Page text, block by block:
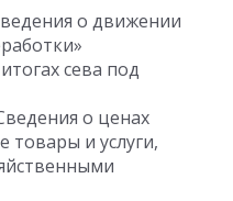
о движении
сева под
о ценах
и услуги,